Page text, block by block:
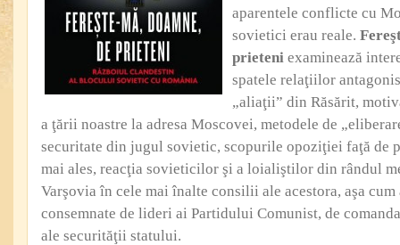
aparentele conflicte cu
sovietici erau reale.
prieteni examinează
spatele relaţiilor
„aliaţii” din Răsărit,
a ţării noastre la adresa Moscovei, metodele de
securitate din jugul sovietic, scopurile opoziţiei faţă de
mai ales, reacţia sovieticilor şi a loialiştilor din rândul
Varşovia în cele mai înalte consilii ale acestora, aşa cum
consemnate de lideri ai Partidului Comunist, de
ale securităţii statului.